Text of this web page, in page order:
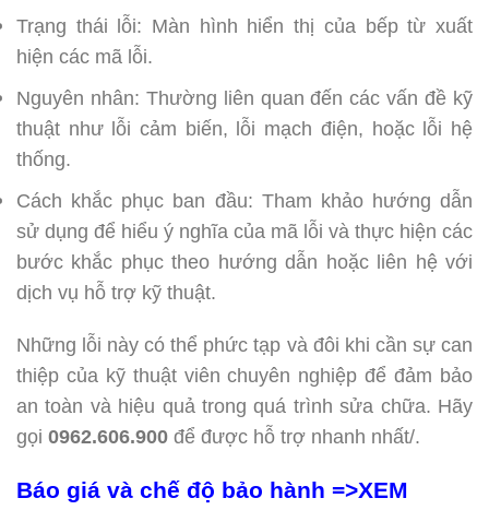
Trạng thái lỗi: Màn hình hiển thị của bếp từ xuất
hiện các mã lỗi.
Nguyên nhân: Thường liên quan đến các vấn đề kỹ
thuật như lỗi cảm biến, lỗi mạch điện, hoặc lỗi hệ
thống.
Cách khắc phục ban đầu: Tham khảo hướng dẫn
sử dụng để hiểu ý nghĩa của mã lỗi và thực hiện các
bước khắc phục theo hướng dẫn hoặc liên hệ với
dịch vụ hỗ trợ kỹ thuật.
Những lỗi này có thể phức tạp và đôi khi cần sự can
thiệp của kỹ thuật viên chuyên nghiệp để đảm bảo
an toàn và hiệu quả trong quá trình sửa chữa. Hãy
gọi 0962.606.900 để được hỗ trợ nhanh nhất/.
Báo giá và chế độ bảo hành =>XEM